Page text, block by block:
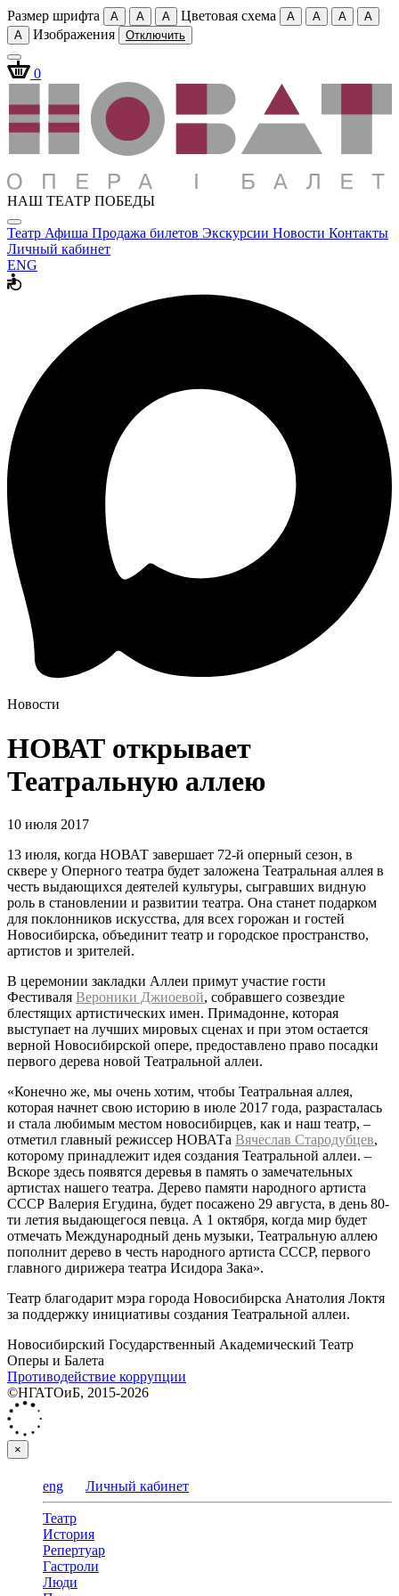
Размер шрифта A A A Цветовая схема A A A
A
A
Изображения Отключить
0
НАШ ТЕАТР ПОБЕДЫ
Театр Афиша Продажа билетов Экскурсии Новости Контакты
Личный кабинет
ENG
Новости
НОВАТ открывает
Театральную аллею
10 июля 2017
13 июля, когда НОВАТ завершает 72-й оперный сезон, в
сквере у Оперного театра будет заложена Театральная аллея в
честь выдающихся деятелей культуры, сыгравших видную
роль в становлении и развитии театра. Она станет подарком
для поклонников искусства, для всех горожан и гостей
Новосибирска, объединит театр и городское пространство,
артистов и зрителей.
В церемонии закладки Аллеи примут участие гости
Фестиваля Вероники Джиоевой, собравшего созвездие
блестящих артистических имен. Примадонне, которая
выступает на лучших мировых сценах и при этом остается
верной Новосибирской опере, предоставлено право посадки
первого дерева новой Театральной аллеи.
«Конечно же, мы очень хотим, чтобы Театральная аллея,
которая начнет свою историю в июле 2017 года, разрасталась
и стала любимым местом новосибирцев, как и наш театр, –
отметил главный режиссер НОВАТа Вячеслав Стародубцев,
которому принадлежит идея создания Театральной аллеи. –
Вскоре здесь появятся деревья в память о замечательных
артистах нашего театра. Дерево памяти народного артиста
СССР Валерия Егудина, будет посажено 29 августа, в день 80-
ти летия выдающегося певца. А 1 октября, когда мир будет
отмечать Международный день музыки, Театральную аллею
пополнит дерево в честь народного артиста СССР, первого
главного дирижера театра Исидора Зака».
Театр благодарит мэра города Новосибирска Анатолия Локтя
за поддержку инициативы создания Театральной аллеи.
Новосибирский Государственный Академический Театр
Оперы и Балета
Противодействие коррупции
©НГАТОиБ, 2015-2026
×
eng Личный кабинет
Театр
История
Репертуар
Гастроли
Люди